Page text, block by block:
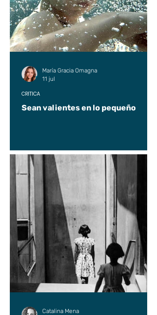
Sean valientes en lo pequeño
CRÍTICA
María Gracia Omagna
11 jul
Catalina Mena